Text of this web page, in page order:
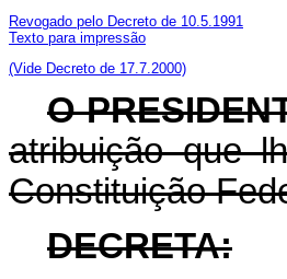
Revogado pelo Decreto de 10.5.1991
Texto para impressão
(Vide Decreto de 17.7.2000)
O
atribuição que
Constituição
DECRETA: